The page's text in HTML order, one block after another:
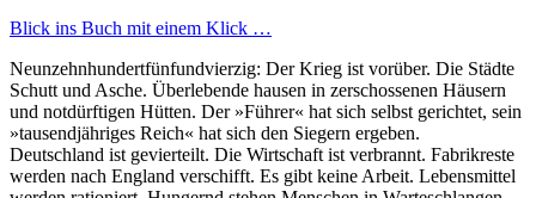
Blick ins Buch mit einem Klick …
Neunzehnhundertfünfundvierzig: Der Krieg ist vorüber. Die Städte
Schutt und Asche. Überlebende hausen in zerschossenen Häusern
und notdürftigen Hütten. Der »Führer« hat sich selbst gerichtet, sein
»tausendjähriges Reich« hat sich den Siegern ergeben.
Deutschland ist gevierteilt. Die Wirtschaft ist verbrannt. Fabrikreste
werden nach England verschifft. Es gibt keine Arbeit. Lebensmittel